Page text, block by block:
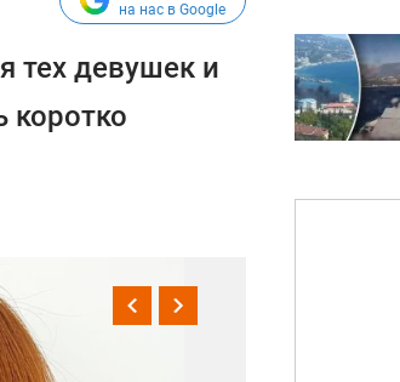
на нас в Google
тех девушек и